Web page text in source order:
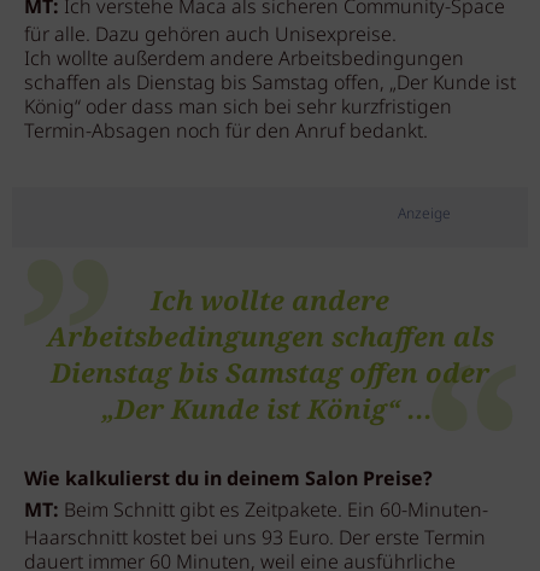
MT: Ich verstehe Maca als sicheren Community-Space
für alle. Dazu gehören auch Unisexpreise.
Ich wollte außerdem andere Arbeitsbedingungen
schaffen als Dienstag bis Samstag offen, „Der Kunde ist
König“ oder dass man sich bei sehr kurzfristigen
Termin-Absagen noch für den Anruf bedankt.
Anzeige
Ich wollte andere
Arbeitsbedingungen schaffen als
Dienstag bis Samstag offen oder
„Der Kunde ist König“ ...
Wie kalkulierst du in deinem Salon Preise?
MT: Beim Schnitt gibt es Zeitpakete. Ein 60-Minuten-
Haarschnitt kostet bei uns 93 Euro. Der erste Termin
dauert immer 60 Minuten, weil eine ausführliche